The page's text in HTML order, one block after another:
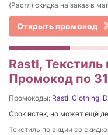
(Растл) скидка на заказ в
Открыть промокод
Rastl,
Промокод по
Промокоды: Rastl, Clothing,
Срок истек, но может ещё
Текстиль по акции со